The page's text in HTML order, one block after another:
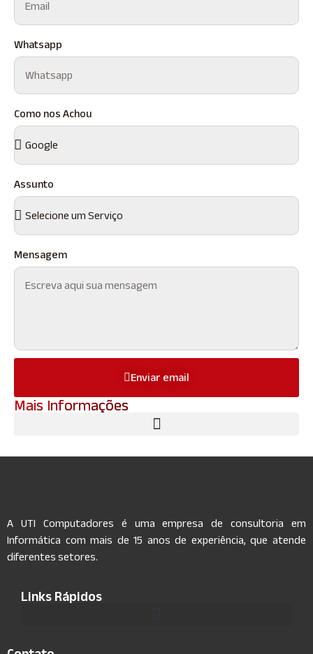
Whatsapp
Como nos Achou
Assunto
Mensagem
Enviar email
Mais Informações
A UTI Computadores é uma empresa de consultoria em
Informática com mais de 15 anos de experiência, que atende
diferentes setores.
Links Rápidos